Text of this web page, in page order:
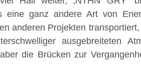
eine ganz andere Art von
anderen Projekten
ausgebreiteten
die Brücken zur